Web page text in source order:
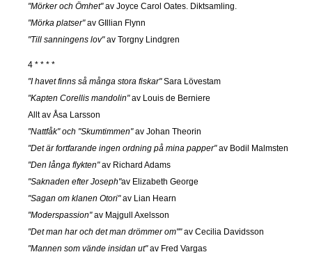
"Mörker och Ömhet"av Joyce Carol Oates. Diktsamling.
"Mörka platser"av GIllian Flynn
"Till sanningens lov"av Torgny Lindgren
4 * * * *
"I havet finns så många stora fiskar"Sara Lövestam
"Kapten Corellis mandolin"av Louis de Berniere
Allt av Åsa Larsson
"Nattfåk" och "Skumtimmen"av Johan Theorin
"Det är fortfarande ingen ordning på mina papper"av Bodil Malmsten
"Den långa flykten"av Richard Adams
"Saknaden efter Joseph"av Elizabeth George
"Sagan om klanen Otori"av Lian Hearn
"Moderspassion"av Majgull Axelsson
"Det man har och det man drömmer om""av Cecilia Davidsson
"Mannen som vände insidan ut"av Fred Vargas